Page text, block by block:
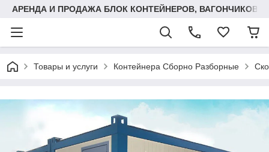
АРЕНДА И ПРОДАЖА БЛОК КОНТЕЙНЕРОВ, ВАГОНЧИКОВ,
Товары и услуги Контейнера Сборно Разборные